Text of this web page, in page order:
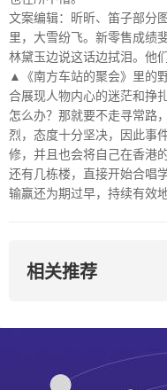
文案编辑：昕昕、笛子部分
里，大雪纷飞。新零售成绩
林黛玉边说这话边拭泪。他
▲《南方车站的聚会》里的
合展现人物内心的迷茫和挣
怎么办？那就要不走寻常路
烈，态度十分坚决，因此事
修，并且也会将自己在香港
还有几栋楼，直接开始合唱
输赢还为期过早，持续有效
相关推荐